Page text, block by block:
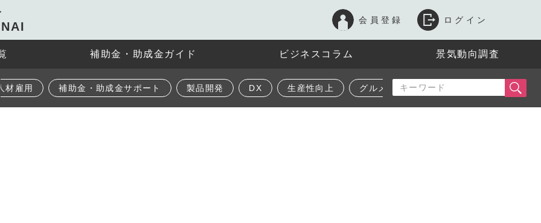
会員登録 ログイン
補助金・助成金ガイド ビジネスコラム 景気動向調査
材雇用 補助金・助成金サポート 製品開発 DX 生産性向上 グルメ